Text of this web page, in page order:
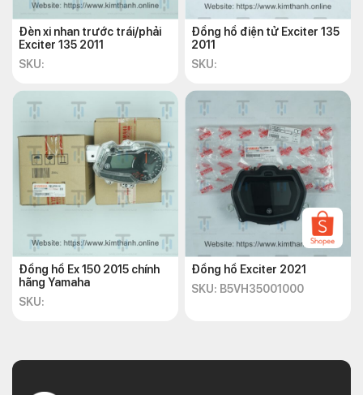
Đèn xi nhan trước trái/phải
Exciter 135 2011
SKU:
Đồng hồ điện tử Exciter 135
2011
SKU:
Đồng hồ Ex 150 2015 chính
hãng Yamaha
SKU:
Đồng hồ Exciter 2021
SKU: B5VH35001000